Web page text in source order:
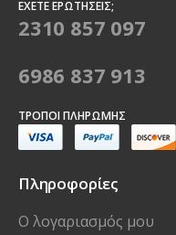
ΈΧΕΤΕ ΕΡΩΤΉΣΕΙΣ;
2310 857 097
6986 837 913
ΤΡΌΠΟΙ ΠΛΗΡΩΜΉΣ
Πληροφορίες
Ο λογαριασμός μου